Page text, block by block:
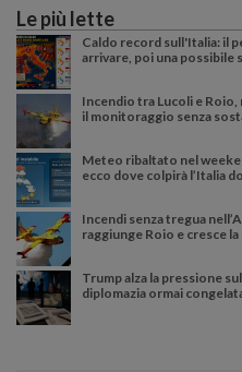
Le più lette
Caldo record sull'Italia: il
arrivare, poi una possibile
Incendio tra Lucoli e
il monitoraggio senza
Meteo ribaltato nel
ecco dove colpirà l’Italia
Incendi senza tregua
raggiunge Roio e cresce
Trump alza la pressione
diplomazia ormai